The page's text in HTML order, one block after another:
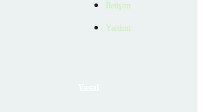
İletişim
Yardım